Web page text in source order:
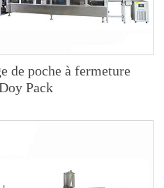
de poche à fermeture
Pack